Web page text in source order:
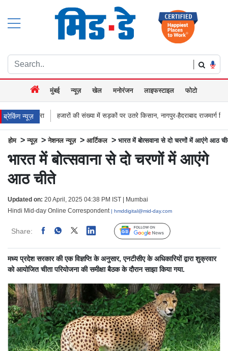
|
मुंबई न्यूज़ खेल मनोरंजन लाइफस्टाइल फोटो
ब्रेकिंग न्यूज़
की संख्या में सड़कों पर उतरे किसान, नागपुर-हैदराबाद राजमार्ग किया जाम, बच्चू कडू बोले
होम >न्यूज़ >नेशनल न्यूज़ > आर्टिकल > भारत में बोत्सवाना से दो चरणों में आएंगे आठ
भारत में बोत्सवाना से दो चरणों में आएंगे
आठ चीते
Updated on: 20 April, 2025 04:38 PM IST | Mumbai
Hindi Mid-day Online Correspondent | hmddigital@mid-day.com
Share: Linked Follow Us
मध्य प्रदेश सरकार की एक विज्ञप्ति के अनुसार, एनटीसीए के अधिकारियों द्वारा शुक्रवार
को आयोजित चीता परियोजना की समीक्षा बैठक के दौरान साझा किया गया.